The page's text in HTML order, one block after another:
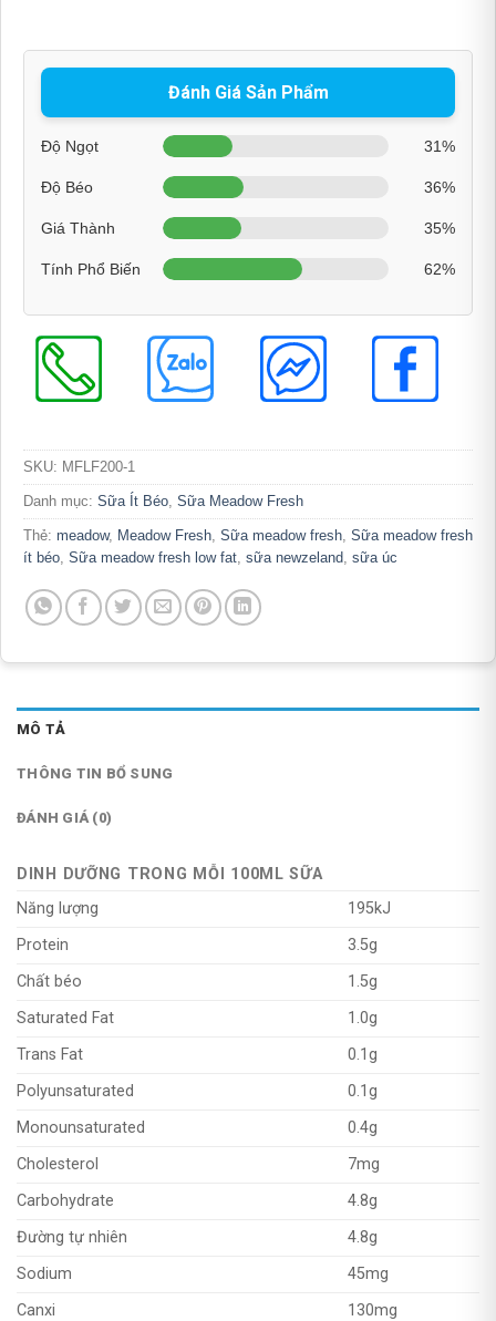
Đánh Giá Sản Phẩm
Độ Ngọt 31%
Độ Béo 36%
Giá Thành 35%
Tính Phổ Biến 62%
SKU: MFLF200-1
Danh mục: Sữa Ít Béo Sữa Meadow Fresh
Thẻ: meadow, Meadow Fresh Sữa meadow fresh Sữa meadow fresh
ít béo Sữa meadow fresh low fat sữa newzeland sữa úc
MÔ TẢ
THÔNG TIN BỔ SUNG
ĐÁNH GIÁ (0)
DINH DƯỠNG TRONG MỖI 100ML SỮA
Năng lượng
195kJ
Protein
3.5g
Chất béo
1.5g
Saturated Fat
1.0g
Trans Fat
0.1g
Polyunsaturated
0.1g
Monounsaturated
0.4g
Cholesterol
7mg
Carbohydrate
4.8g
Đường tự nhiên
4.8g
Sodium
45mg
Canxi
130mg